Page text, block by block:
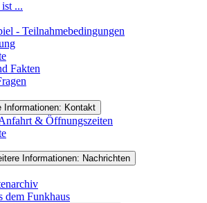
...
- Teilnahmebedingungen
Fakten
Informationen: Kontakt
& Öffnungszeiten
Informationen: Nachrichten
dem Funkhaus